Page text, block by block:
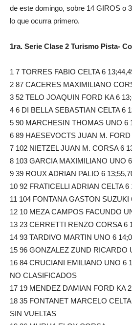
de este domingo, sobre 14 GIROS o
lo que ocurra primero.
1ra. Serie Clase 2 Turismo Pista-
1 7 TORRES FABIO CELTA 6
2 87 CACERES MAXIMILIANO
3 52 TELO JOAQUIN FORD KA 6
4 6 DI BELLA SEBASTIAN CELTA 6
5 90 MARCHESIN THOMAS UNO 6
6 89 HAESEVOCTS JUAN M. FORD
7 102 NIETZEL JUAN M. CORSA 6
8 103 GARCIA MAXIMILIANO UNO
9 39 ROUX ADRIAN PALIO 6
10 92 FRATICELLI ADRIAN CELTA 6
11 104 FONTANA GASTON SUZUKI
12 10 MEZA CAMPOS FACUNDO
13 23 CERRETTI RENZO CORSA 6
14 93 TARDIVO MARTIN UNO 6
15 96 GONZALEZ ZUND RICARDO
16 84 CRUCIANI EMILIANO UNO 6
NO CLASIFICADOS
17 19 MENDEZ DAMIAN FORD KA
18 35 FONTANET MARCELO
SIN VUELTAS